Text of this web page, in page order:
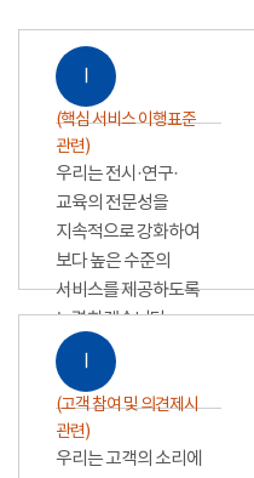
Ⅰ
(핵심 서비스 이행표준
관련)
우리는 전시·연구·
교육의 전문성을
지속적으로 강화하여
보다 높은 수준의
서비스를 제공하도록
노력하겠습니다.
Ⅰ
(고객 참여 및 의견제시
관련)
우리는 고객의 소리에